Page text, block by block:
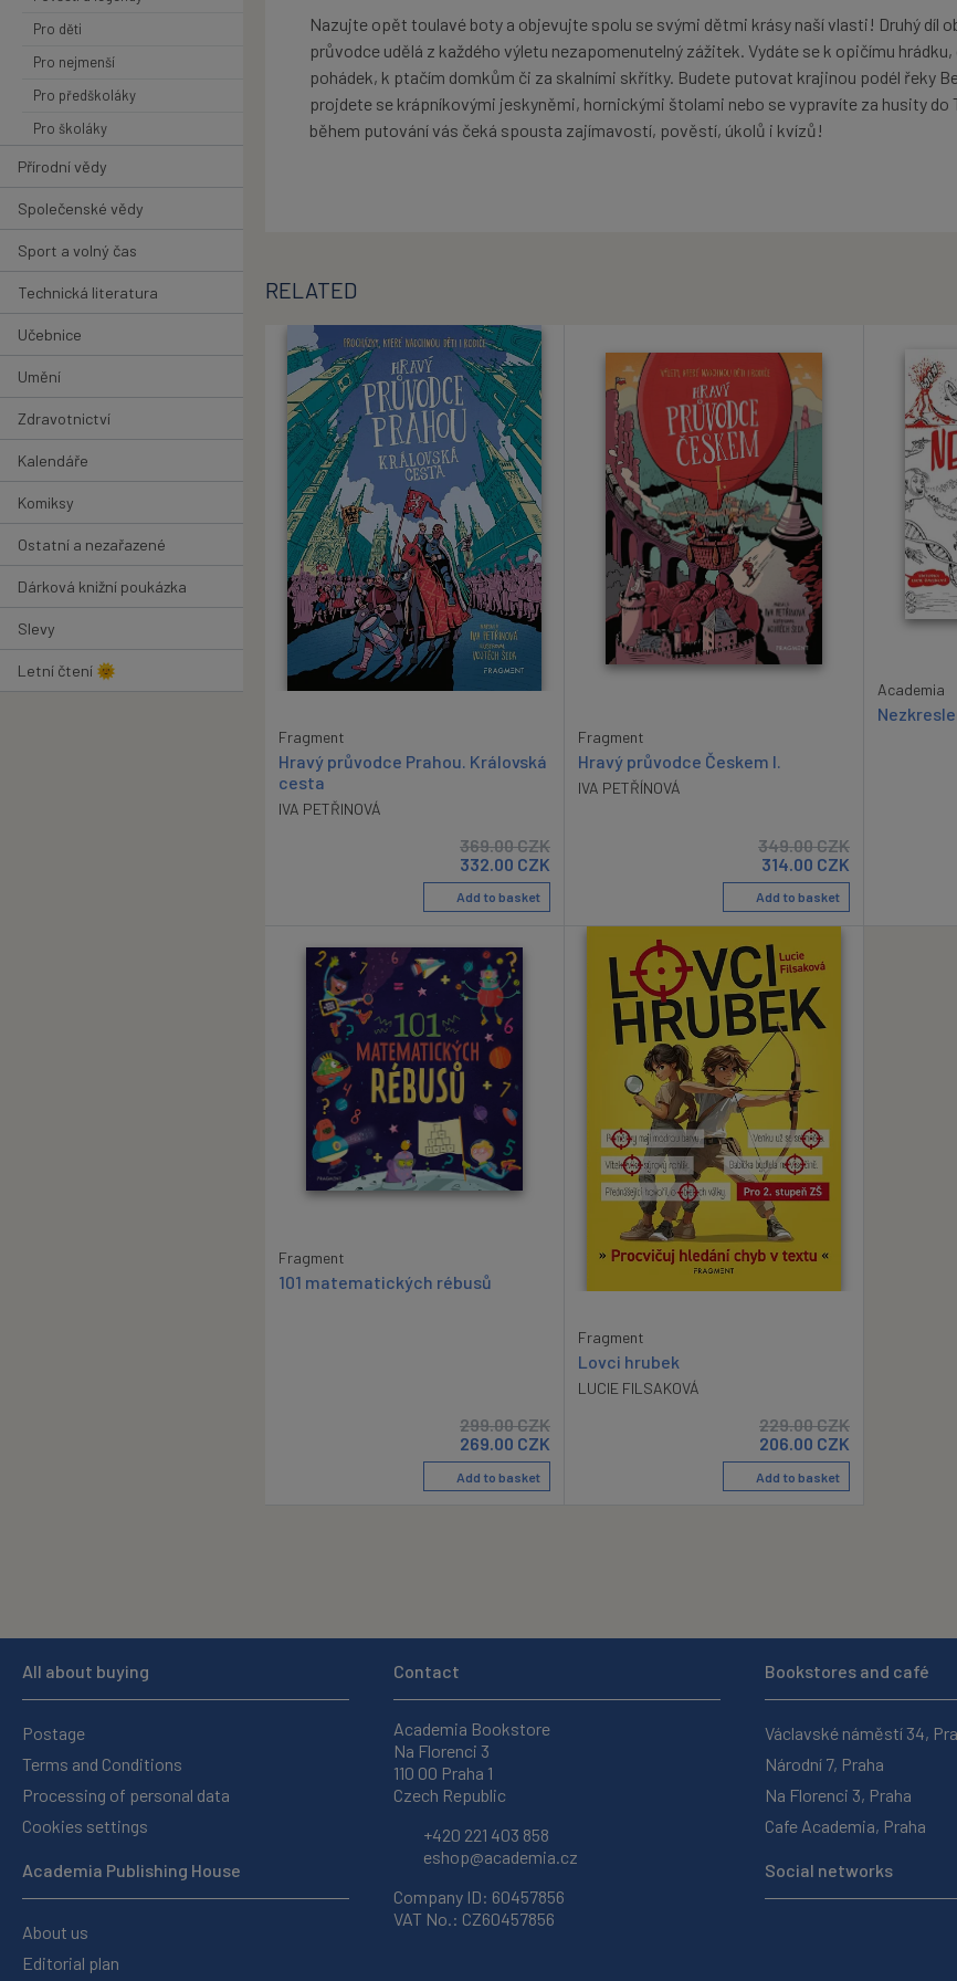
Pro děti
Pro nejmenší
Pro předškoláky
Pro školáky
Přírodní vědy
Společenské vědy
Sport a volný čas
Technická literatura
Učebnice
Umění
Zdravotnictví
Kalendáře
Komiksy
Ostatní a nezařazené
Dárková knižní poukázka
Slevy
Letní čtení 🌞
Nazujte opět toulavé boty a objevujte spolu se svými dětmi krásy naší vlasti! Druhý díl
průvodce udělá z každého výletu nezapomenutelný zážitek. Vydáte se k opičímu
pohádek, k ptačím domkům či za skalními skřítky. Budete putovat krajinou podél řeky
projdete se krápníkovými jeskyněmi, hornickými štolami nebo se vypravíte za husity do
během putování vás čeká spousta zajímavostí, pověstí, úkolů i kvízů!
RELATED
Fragment
Hravý průvodce Prahou. Královská
cesta
IVA PETŘINOVÁ
369.00CZK
332.00 CZK
Add to basket
Fragment
Hravý průvodce Českem I.
IVA PETŘÍNOVÁ
349.00CZK
314.00 CZK
Add to basket
Academia
Fragment
101 matematických rébusů
299.00CZK
269.00 CZK
Add to basket
Fragment
Lovci hrubek
LUCIE FILSAKOVÁ
229.00CZK
206.00 CZK
Add to basket
All about buying
Postage
Terms and Conditions
Processing of personal data
Cookies settings
Academia Publishing House
About us
Editorial plan
Contact
Academia Bookstore
Na Florenci 3
110 00 Praha 1
Czech Republic
+420 221 403 858
eshop@academia.cz
Company ID: 60457856
VAT No.: CZ60457856
Bookstores and café
Václavské náměstí 34,
Národní 7, Praha
Na Florenci 3, Praha
Cafe Academia, Praha
Social networks